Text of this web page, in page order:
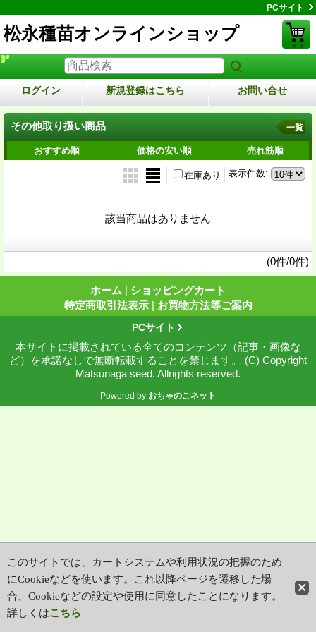
PCサイト
松永種苗オンラインショップ
ログイン 新規登録はこちら お問い合せ
その他取り扱い商品 一覧
おすすめ順 価格の安い順 売れ筋順
表示件数:
在庫あり
該当商品はありません
(0件/0件)
ホーム | ショッピングカート
特定商取引法表示 | お買物方法等ご案内
PCサイト
本サイトに掲載されている全てのコンテンツ（記事・画像な
ど）を承諾なしで無断転載することを禁じます。 (C) Copyright
Matsunaga seed. Allrights reserved.
Powered by おちゃのこネット
このサイトでは、カートシステムや利用状況の把握のため
にCookieなどを使います。これ以降ページを遷移した場
合、Cookieなどの設定や使用に同意したことになります。
詳しくはこちら